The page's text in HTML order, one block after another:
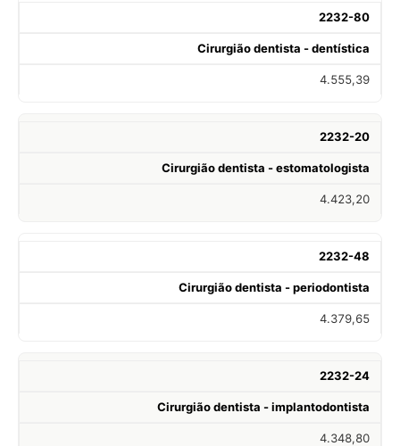
2232-80
Cirurgião dentista - dentística
4.555,39
2232-20
Cirurgião dentista - estomatologista
4.423,20
2232-48
Cirurgião dentista - periodontista
4.379,65
2232-24
Cirurgião dentista - implantodontista
4.348,80